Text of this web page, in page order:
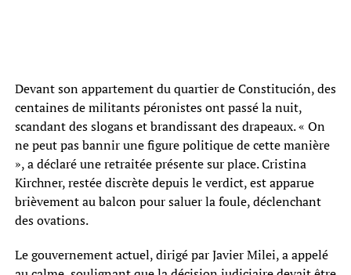
Devant son appartement du quartier de Constitución, des
centaines de militants péronistes ont passé la nuit,
scandant des slogans et brandissant des drapeaux. « On
ne peut pas bannir une figure politique de cette manière
», a déclaré une retraitée présente sur place. Cristina
Kirchner, restée discrète depuis le verdict, est apparue
brièvement au balcon pour saluer la foule, déclenchant
des ovations.
Le gouvernement actuel, dirigé par Javier Milei, a appelé